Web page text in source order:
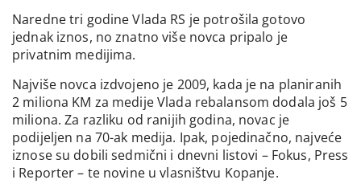
Naredne tri godine Vlada RS je potrošila gotovo
jednak iznos, no znatno više novca pripalo je
privatnim medijima.
Najviše novca izdvojeno je 2009, kada je na planiranih
2 miliona KM za medije Vlada rebalansom dodala još 5
miliona. Za razliku od ranijih godina, novac je
podijeljen na 70-ak medija. Ipak, pojedinačno, najveće
iznose su dobili sedmični i dnevni listovi – Fokus, Press
i Reporter – te novine u vlasništvu Kopanje.